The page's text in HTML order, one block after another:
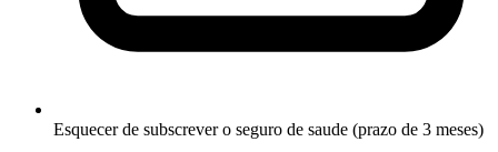
Esquecer de subscrever o seguro de saude (prazo de 3 meses)